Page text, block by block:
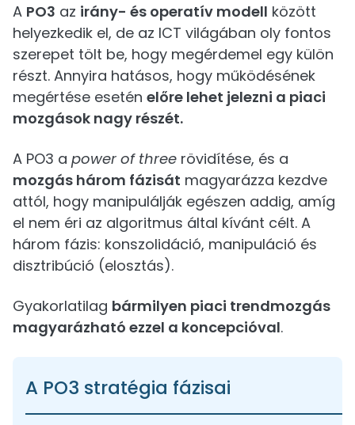
A PO3 az irány- és operatív modell között
helyezkedik el, de az ICT világában oly fontos
szerepet tölt be, hogy megérdemel egy külön
részt. Annyira hatásos, hogy működésének
megértése esetén előre lehet jelezni a piaci
mozgások nagy részét.
A PO3 a power of three rövidítése, és a
mozgás három fázisát magyarázza kezdve
attól, hogy manipulálják egészen addig, amíg
el nem éri az algoritmus által kívánt célt. A
három fázis: konszolidáció, manipuláció és
disztribúció (elosztás).
Gyakorlatilag bármilyen piaci trendmozgás
magyarázható ezzel a koncepcióval.
A PO3 stratégia fázisai